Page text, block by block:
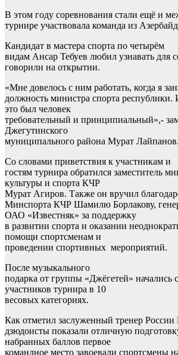
В этом году соревнования стали ещё и
турнире участвовала команда из
Кандидат в мастера спорта по четырём
видам Ансар Тебуев любил узнавать для
говорили на открытии.
«Мне довелось с ним работать, когда я
должность министра спорта республики.
это был человек
требовательный и принципиальный»,-
Джегутинского
муниципального района Мурат Лайпанов.
Со словами приветствия к участникам и
гостям турнира обратился заместитель
культуры и спорта КЧР
Мурат Агиров. Также он вручил
Минспорта КЧР Шамилю Борлакову,
ОАО «Известняк» за поддержку
в развитии спорта и оказании
помощи спортсменам и
проведении спортивных мероприятий.
После музыкального
подарка от группы «Джёгетей» начались
участников турнира в 10
весовых категориях.
Как отметил заслуженный тренер
дзюдоисты показали отличную
набранных баллов первое
командное место завоевали спортсмены